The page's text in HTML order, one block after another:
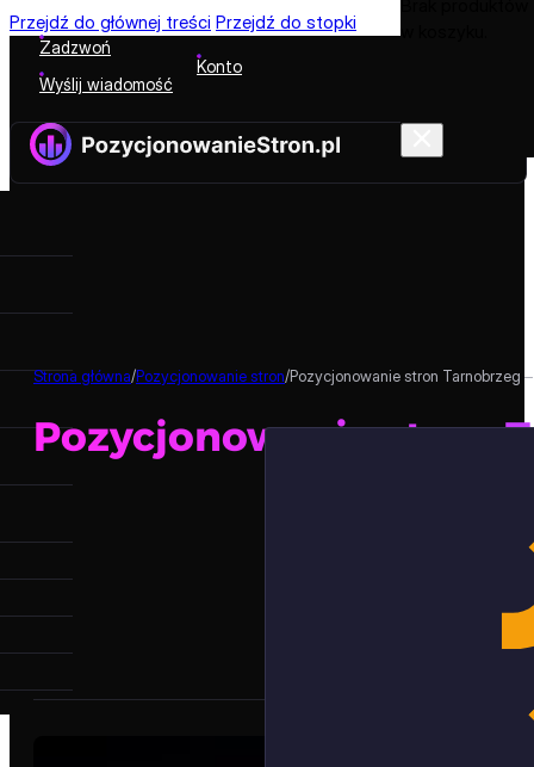
Przejdź do głównej treści Przejdź do stopki
Zadzwoń
Wyślij wiadomość
Konto
Strona główna/Pozycjonowanie stron/Pozycjonowanie stron Tarnobrzeg
Pozycjonowanie stron